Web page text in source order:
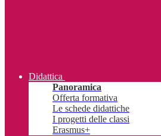
Didattica
Panoramica
Offerta formativa
Le schede didattiche
I progetti delle classi
Erasmus+